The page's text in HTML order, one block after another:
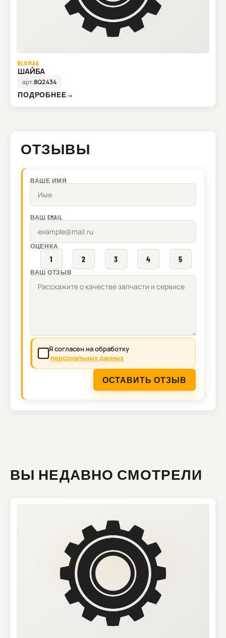
BLUMAQ
ШАЙБА
арт.8Q2434
ПОДРОБНЕЕ→
ОТЗЫВЫ
ВАШЕ ИМЯ
ВАШ EMAIL
ОЦЕНКА
1 2 3 4 5
ВАШ ОТЗЫВ
Я согласен на обработку
персональных данных
ОСТАВИТЬ ОТЗЫВ
ВЫ НЕДАВНО СМОТРЕЛИ